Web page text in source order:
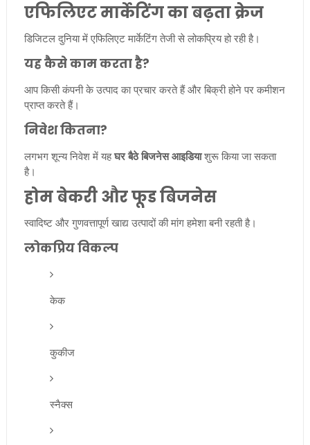
एफिलिएट मार्केटिंग का बढ़ता क्रेज
डिजिटल दुनिया में एफिलिएट मार्केटिंग तेजी से लोकप्रिय हो रही है।
यह कैसे काम करता है?
आप किसी कंपनी के उत्पाद का प्रचार करते हैं और बिक्री होने पर कमीशन
प्राप्त करते हैं।
निवेश कितना?
लगभग शून्य निवेश में यहघर बैठे बिजनेस आइडियाशुरू किया जा सकता
है।
होम बेकरी और फूड बिजनेस
स्वादिष्ट और गुणवत्तापूर्ण खाद्य उत्पादों की मांग हमेशा बनी रहती है।
लोकप्रिय विकल्प
केक
कुकीज
स्नैक्स